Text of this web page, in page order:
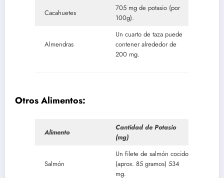
Cacahuetes
705 mg de potasio (por
100g).
Almendras
Un cuarto de taza puede
contener alrededor de
200 mg.
Otros Alimentos:
Alimento
Cantidad de Potasio
(mg)
Salmón
Un filete de salmón cocido
(aprox. 85 gramos) 534
mg.